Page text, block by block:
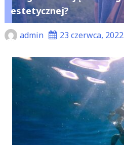
estetycznej?
admin 23 czerwca, 2022